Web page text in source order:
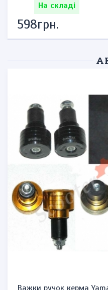
На складі
598грн.
Важки ручок керма